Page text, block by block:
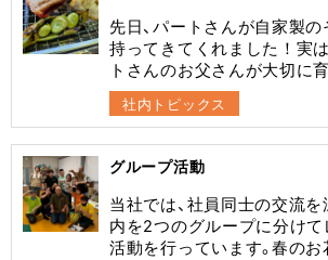
先日、パートさんが自家製
持ってきてくれました！実
トさんのお父さんが大切に
社内トピックス
グループ活動
当社では、社員同士の交流を
内を2つのグループに分け
活動を行っています。春の